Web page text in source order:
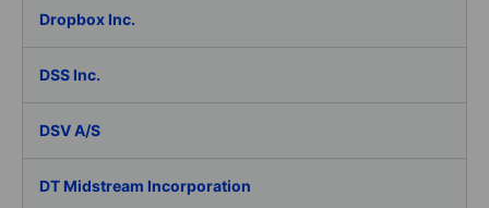
Dropbox Inc.
DSS Inc.
DSV A/S
DT Midstream Incorporation